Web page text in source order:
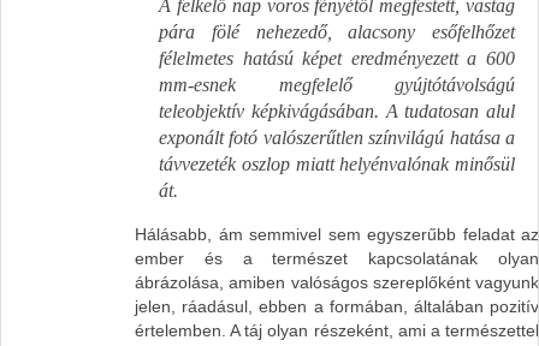
A felkelő nap vörös fényétől megfestett, vastag
pára fölé nehezedő, alacsony esőfelhőzet
félelmetes hatású képet eredményezett a 600
mm-esnek megfelelő gyújtótávolságú
teleobjektív képkivágásában. A tudatosan alul
exponált fotó valószerűtlen színvilágú hatása a
távvezeték oszlop miatt helyénvalónak minősül
át.
Hálásabb, ám semmivel sem egyszerűbb feladat az
ember és a természet kapcsolatának olyan
ábrázolása, amiben valóságos szereplőként vagyunk
jelen, ráadásul, ebben a formában, általában pozitív
értelemben. A táj olyan részeként, ami a természettel